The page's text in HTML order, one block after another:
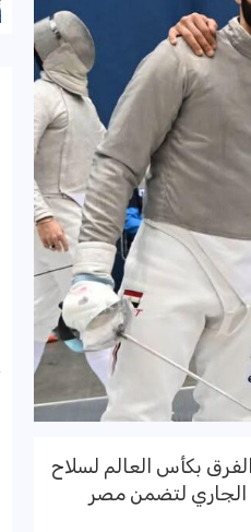
بكأس العالم لسلاح
في المجر خلال الفترة ما بين 28 وحتى 30 مارس الجاري لتضمن مصر